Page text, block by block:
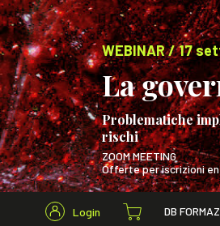
WEBINAR / 17
La
Problematiche
rischi
ZOOM MEETING
Offerte per iscrizioni
Login DB